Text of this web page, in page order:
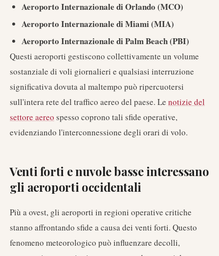
Aeroporto Internazionale di Orlando (MCO)
Aeroporto Internazionale di Miami (MIA)
Aeroporto Internazionale di Palm Beach (PBI)
Questi aeroporti gestiscono collettivamente un volume
sostanziale di voli giornalieri e qualsiasi interruzione
significativa dovuta al maltempo può ripercuotersi
sull'intera rete del traffico aereo del paese. Le notizie del
settore aereo spesso coprono tali sfide operative,
evidenziando l'interconnessione degli orari di volo.
Venti forti e nuvole basse interessano
gli aeroporti occidentali
Più a ovest, gli aeroporti in regioni operative critiche
stanno affrontando sfide a causa dei venti forti. Questo
fenomeno meteorologico può influenzare decolli,